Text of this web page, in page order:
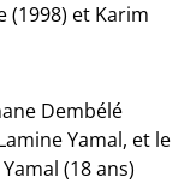
(1998) et Karim
Dembélé
Yamal, et le
(18 ans)